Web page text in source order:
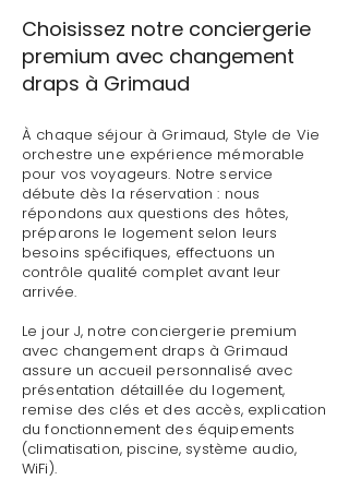
Choisissez notre conciergerie
premium avec changement
draps à Grimaud
À chaque séjour à Grimaud, Style de Vie
orchestre une expérience mémorable
pour vos voyageurs. Notre service
débute dès la réservation : nous
répondons aux questions des hôtes,
préparons le logement selon leurs
besoins spécifiques, effectuons un
contrôle qualité complet avant leur
arrivée.
Le jour J, notre conciergerie premium
avec changement draps à Grimaud
assure un accueil personnalisé avec
présentation détaillée du logement,
remise des clés et des accès, explication
du fonctionnement des équipements
(climatisation, piscine, système audio,
WiFi).